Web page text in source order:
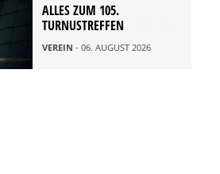
ALLES ZUM 105.
TURNUSTREFFEN
VEREIN - 06. AUGUST 2026